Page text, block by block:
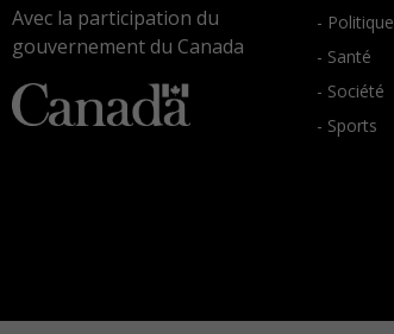
Avec la participation du
gouvernement du Canada
- Politique
- Santé
- Société
- Sports